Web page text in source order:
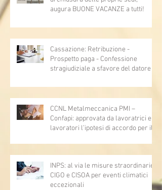
augura BUONE VACANZE a tutti!
Cassazione: Retribuzione -
Prospetto paga - Confessione
stragiudiziale a sfavore del datore di
articoli 1362, 2697, 2730, 2732, 2734
e 2735)
CCNL Metalmeccanica PMI –
Confapi: approvata da lavoratrici e
lavoratori l’ipotesi di accordo per il
INPS: al via le misure straordinarie
CIGO e CISOA per eventi climatici
eccezionali